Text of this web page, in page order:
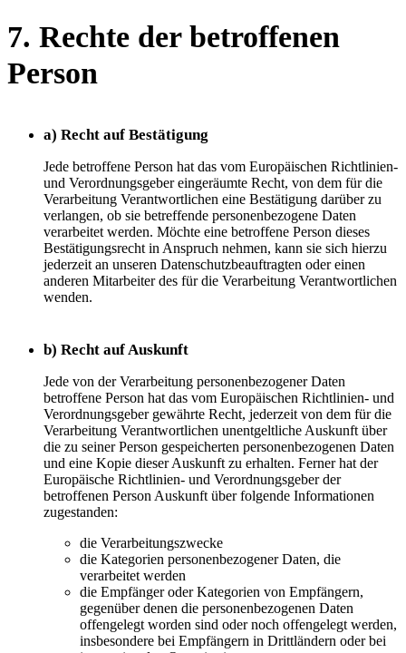
7. Rechte der betroffenen
Person
a) Recht auf Bestätigung
Jede betroffene Person hat das vom Europäischen Richtlinien-
und Verordnungsgeber eingeräumte Recht, von dem für die
Verarbeitung Verantwortlichen eine Bestätigung darüber zu
verlangen, ob sie betreffende personenbezogene Daten
verarbeitet werden. Möchte eine betroffene Person dieses
Bestätigungsrecht in Anspruch nehmen, kann sie sich hierzu
jederzeit an unseren Datenschutzbeauftragten oder einen
anderen Mitarbeiter des für die Verarbeitung Verantwortlichen
wenden.
b) Recht auf Auskunft
Jede von der Verarbeitung personenbezogener Daten
betroffene Person hat das vom Europäischen Richtlinien- und
Verordnungsgeber gewährte Recht, jederzeit von dem für die
Verarbeitung Verantwortlichen unentgeltliche Auskunft über
die zu seiner Person gespeicherten personenbezogenen Daten
und eine Kopie dieser Auskunft zu erhalten. Ferner hat der
Europäische Richtlinien- und Verordnungsgeber der
betroffenen Person Auskunft über folgende Informationen
zugestanden:
die Verarbeitungszwecke
die Kategorien personenbezogener Daten, die
verarbeitet werden
die Empfänger oder Kategorien von Empfängern,
gegenüber denen die personenbezogenen Daten
offengelegt worden sind oder noch offengelegt werden,
insbesondere bei Empfängern in Drittländern oder bei